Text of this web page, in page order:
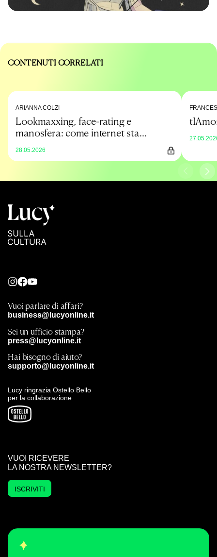
CONTENUTI CORRELATI
ARIANNA COLZI
Lookmaxxing, face-rating e
manosfera: come internet sta
28.05.2026
Vuoi parlare di affari?
business@lucyonline.it
Sei un ufficio stampa?
press@lucyonline.it
Hai bisogno di aiuto?
supporto@lucyonline.it
Lucy ringrazia Ostello Bello
per la collaborazione
VUOI RICEVERE
LA NOSTRA NEWSLETTER?
ISCRIVITI